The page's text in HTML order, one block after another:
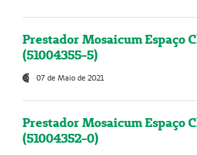
Prestador Mosaicum Espaço
(51004355-5)
07 de Maio de 2021
Prestador Mosaicum Espaço
(51004352-0)